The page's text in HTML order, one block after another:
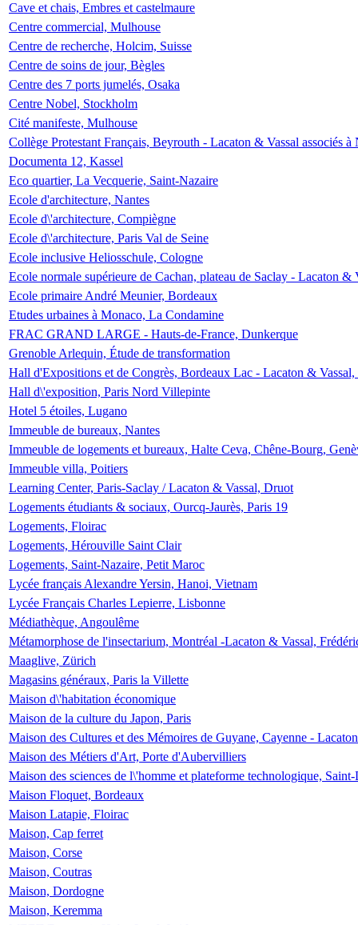
Cave et chais, Embres et castelmaure
Centre commercial, Mulhouse
Centre de recherche, Holcim, Suisse
Centre de soins de jour, Bègles
Centre des 7 ports jumelés, Osaka
Centre Nobel, Stockholm
Cité manifeste, Mulhouse
Collège Protestant Français, Beyrouth - Lacaton & Vassal associés
Documenta 12, Kassel
Eco quartier, La Vecquerie, Saint-Nazaire
Ecole d'architecture, Nantes
Ecole d\'architecture, Compiègne
Ecole d\'architecture, Paris Val de Seine
Ecole inclusive Heliosschule, Cologne
Ecole normale supérieure de Cachan, plateau de Saclay - Lacaton &
Ecole primaire André Meunier, Bordeaux
Etudes urbaines à Monaco, La Condamine
FRAC GRAND LARGE - Hauts-de-France, Dunkerque
Grenoble Arlequin, Étude de transformation
Hall d'Expositions et de Congrès, Bordeaux Lac - Lacaton &
Hall d\'exposition, Paris Nord Villepinte
Hotel 5 étoiles, Lugano
Immeuble de bureaux, Nantes
Immeuble de logements et bureaux, Halte Ceva, Chêne-Bourg,
Immeuble villa, Poitiers
Learning Center, Paris-Saclay / Lacaton & Vassal, Druot
Logements étudiants & sociaux, Ourcq-Jaurès, Paris 19
Logements, Floirac
Logements, Hérouville Saint Clair
Logements, Saint-Nazaire, Petit Maroc
Lycée français Alexandre Yersin, Hanoi, Vietnam
Lycée Français Charles Lepierre, Lisbonne
Médiathèque, Angoulême
Métamorphose de l'insectarium, Montréal -Lacaton & Vassal,
Maaglive, Zürich
Magasins généraux, Paris la Villette
Maison d\'habitation économique
Maison de la culture du Japon, Paris
Maison des Cultures et des Mémoires de Guyane, Cayenne -
Maison des Métiers d'Art, Porte d'Aubervilliers
Maison des sciences de l\'homme et plateforme technologique,
Maison Floquet, Bordeaux
Maison Latapie, Floirac
Maison, Cap ferret
Maison, Corse
Maison, Coutras
Maison, Dordogne
Maison, Keremma